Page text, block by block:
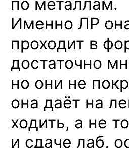
Именно ЛР
проходит в
достаточно
но они не
она даёт на
ходить, а не
и сдаче лаб,